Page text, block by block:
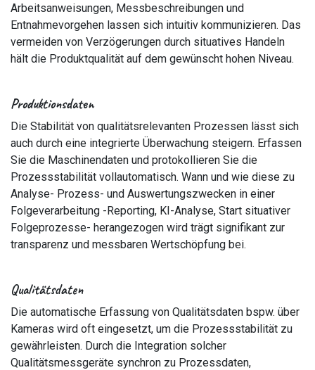
Arbeitsanweisungen, Messbeschreibungen und
Entnahmevorgehen lassen sich intuitiv kommunizieren. Das
vermeiden von Verzögerungen durch situatives Handeln
hält die Produktqualität auf dem gewünscht hohen Niveau.
Produktionsdaten
Die Stabilität von qualitätsrelevanten Prozessen lässt sich
auch durch eine integrierte Überwachung steigern. Erfassen
Sie die Maschinendaten und protokollieren Sie die
Prozessstabilität vollautomatisch. Wann und wie diese zu
Analyse- Prozess- und Auswertungszwecken in einer
Folgeverarbeitung -Reporting, KI-Analyse, Start situativer
Folgeprozesse- herangezogen wird trägt signifikant zur
transparenz und messbaren Wertschöpfung bei.
Qualitätsdaten
Die automatische Erfassung von Qualitätsdaten bspw. über
Kameras wird oft eingesetzt, um die Prozessstabilität zu
gewährleisten. Durch die Integration solcher
Qualitätsmessgeräte synchron zu Prozessdaten,